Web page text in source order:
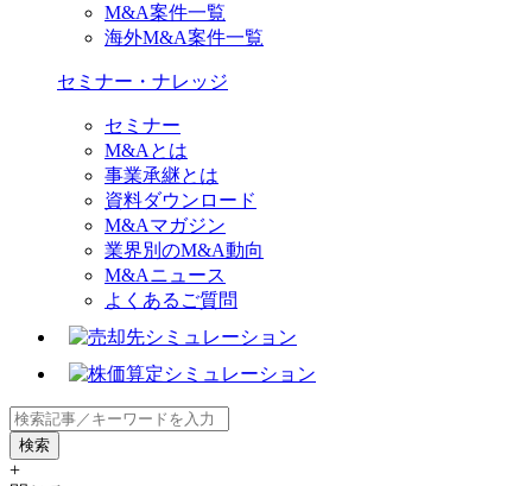
M&A案件一覧
海外M&A案件一覧
セミナー・ナレッジ
セミナー
M&Aとは
事業承継とは
資料ダウンロード
M&Aマガジン
業界別のM&A動向
M&Aニュース
よくあるご質問
+